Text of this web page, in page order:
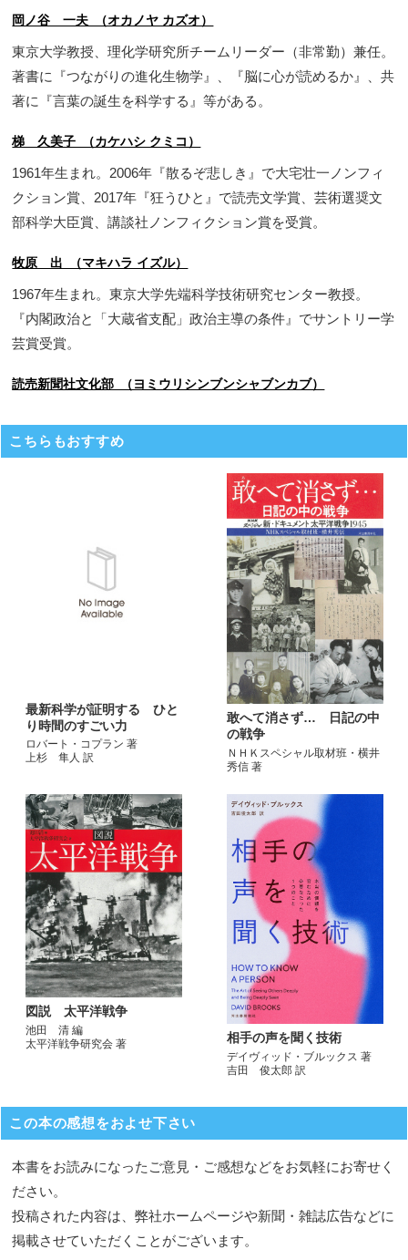
岡ノ谷 一夫 （オカノヤ カズオ）
東京大学教授、理化学研究所チームリーダー（非常勤）兼任。
著書に『つながりの進化生物学』、『脳に心が読めるか』、共
著に『言葉の誕生を科学する』等がある。
梯 久美子 （カケハシ クミコ）
1961年生まれ。2006年『散るぞ悲しき』で大宅壮一ノンフィ
クション賞、2017年『狂うひと』で読売文学賞、芸術選奨文
部科学大臣賞、講談社ノンフィクション賞を受賞。
牧原 出 （マキハラ イズル）
1967年生まれ。東京大学先端科学技術研究センター教授。
『内閣政治と「大蔵省支配」政治主導の条件』でサントリー学
芸賞受賞。
読売新聞社文化部 （ヨミウリシンブンシャブンカブ）
こちらもおすすめ
最新科学が証明する ひと
り時間のすごい力
ロバート・コプラン 著
上杉 隼人 訳
敢へて消さず… 日記の中
の戦争
ＮＨＫスペシャル取材班・横井
秀信 著
図説 太平洋戦争
池田 清 編
太平洋戦争研究会 著
相手の声を聞く技術
デイヴィッド・ブルックス 著
吉田 俊太郎 訳
この本の感想をおよせ下さい
本書をお読みになったご意見・ご感想などをお気軽にお寄せく
ださい。
投稿された内容は、弊社ホームページや新聞・雑誌広告などに
掲載させていただくことがございます。